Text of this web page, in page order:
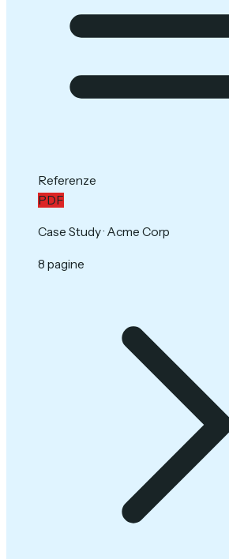
Referenze
PDF
Case Study · Acme Corp
8 pagine